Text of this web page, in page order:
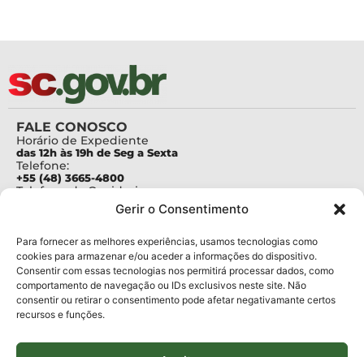
Gerir o Consentimento
Para fornecer as melhores experiências, usamos tecnologias como
cookies para armazenar e/ou aceder a informações do dispositivo.
Consentir com essas tecnologias nos permitirá processar dados, como
comportamento de navegação ou IDs exclusivos neste site. Não
consentir ou retirar o consentimento pode afetar negativamante certos
recursos e funções.
FALE CONOSCO
Horário de Expediente
das 12h às 19h de Seg a Sexta
Telefone:
+55 (48) 3665-4800
Telefone da Ouvidoria
Para assuntos relacionados à Pesquisa
pesquisa@fapesc.sc.gov.br
Para assuntos relacionados à Inovação
inovacao@fapesc.sc.gov.br
Para assuntos relacionados à Bolsas
bolsas@fapesc.sc.gov.br
Para assuntos relacionados à Prestação de Contas
Para assuntos relacionados à Plataforma
plataforma@fapesc.sc.gov.br